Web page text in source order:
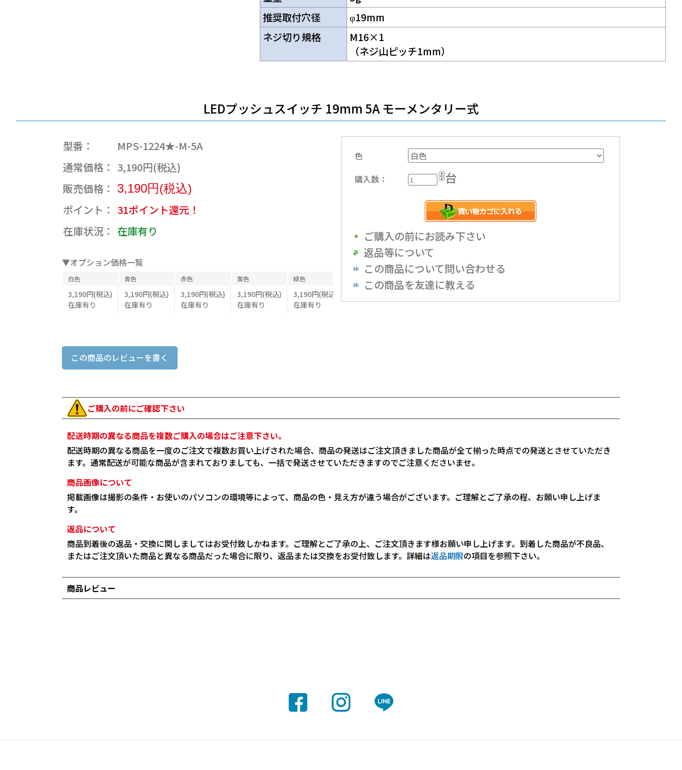
推奨取付穴径
φ19mm
ネジ切り規格
M16×1
（ネジ山ピッチ1mm）
LEDプッシュスイッチ 19mm 5A モーメンタリー式
型番：
MPS-1224★-M-5A
通常価格： 3,190円(税込)
販売価格： 3,190円(税込)
ポイント： 31ポイント還元！
在庫状況： 在庫有り
▼オプション価格一覧
白色 青色 赤色 黄色 緑色
3,190円(税込)
在庫有り
3,190円(税込)
在庫有り
3,190円(税込)
在庫有り
3,190円(税込)
在庫有り
3,190円(税込)
在庫有り
この商品のレビューを書く
色
購入数：
台
ご購入の前にお読み下さい
返品等について
この商品について問い合わせる
この商品を友達に教える
ご購入の前にご確認下さい
配送時期の異なる商品を複数ご購入の場合はご注意下さい。
配送時期の異なる商品を一度のご注文で複数お買い上げされた場合、商品の発送はご注文頂きました商品が全て揃った時点での発送とさせていただき
ます。通常配送が可能な商品が含まれておりましても、一括で発送させていただきますのでご注意くださいませ。
商品画像について
掲載画像は撮影の条件・お使いのパソコンの環境等によって、商品の色・見え方が違う場合がございます。ご理解とご了承の程、お願い申し上げま
す。
返品について
商品到着後の返品・交換に関しましてはお受付致しかねます。ご理解とご了承の上、ご注文頂きます様お願い申し上げます。到着した商品が不良品、
またはご注文頂いた商品と異なる商品だった場合に限り、返品または交換をお受付致します。詳細は返品期限の項目を参照下さい。
商品レビュー